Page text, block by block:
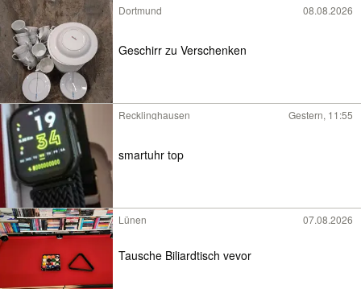
Dortmund 08.08.2026
Geschirr zu Verschenken
Recklinghausen Gestern, 11:55
smartuhr top
Lünen 07.08.2026
Tausche Biliardtisch vevor